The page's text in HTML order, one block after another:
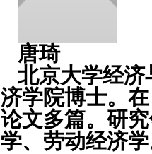
唐琦
北京大学经
济学院博士。
论文多篇。研
学、劳动经济